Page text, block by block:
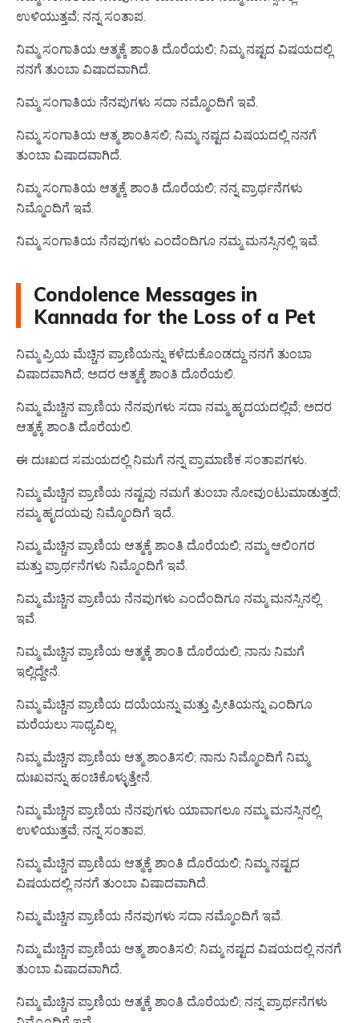
ಉಳಿಯುತ್ತವೆ; ನನ್ನ ಸಂತಾಪ.
ನಿಮ್ಮ ಸಂಗಾತಿಯ ಆತ್ಮಕ್ಕೆ ಶಾಂತಿ ದೊರೆಯಲಿ; ನಿಮ್ಮ ನಷ್ಟದ ವಿಷಯದಲ್ಲಿ
ನನಗೆ ತುಂಬಾ ವಿಷಾದವಾಗಿದೆ.
ನಿಮ್ಮ ಸಂಗಾತಿಯ ನೆನಪುಗಳು ಸದಾ ನಮ್ಮೊಂದಿಗೆ ಇವೆ.
ನಿಮ್ಮ ಸಂಗಾತಿಯ ಆತ್ಮ ಶಾಂತಿಸಲಿ; ನಿಮ್ಮ ನಷ್ಟದ ವಿಷಯದಲ್ಲಿ ನನಗೆ
ತುಂಬಾ ವಿಷಾದವಾಗಿದೆ.
ನಿಮ್ಮ ಸಂಗಾತಿಯ ಆತ್ಮಕ್ಕೆ ಶಾಂತಿ ದೊರೆಯಲಿ; ನನ್ನ ಪ್ರಾರ್ಥನೆಗಳು
ನಿಮ್ಮೊಂದಿಗೆ ಇವೆ.
ನಿಮ್ಮ ಸಂಗಾತಿಯ ನೆನಪುಗಳು ಎಂದೆಂದಿಗೂ ನಮ್ಮ ಮನಸ್ಸಿನಲ್ಲಿ ಇವೆ.
Condolence Messages in
Kannada for the Loss of a Pet
ನಿಮ್ಮ ಪ್ರಿಯ ಮೆಚ್ಚಿನ ಪ್ರಾಣಿಯನ್ನು ಕಳೆದುಕೊಂಡದ್ದು ನನಗೆ ತುಂಬಾ
ವಿಷಾದವಾಗಿದೆ; ಅದರ ಆತ್ಮಕ್ಕೆ ಶಾಂತಿ ದೊರೆಯಲಿ.
ನಿಮ್ಮ ಮೆಚ್ಚಿನ ಪ್ರಾಣಿಯ ನೆನಪುಗಳು ಸದಾ ನಮ್ಮ ಹೃದಯದಲ್ಲಿವೆ; ಅದರ
ಆತ್ಮಕ್ಕೆ ಶಾಂತಿ ದೊರೆಯಲಿ.
ಈ ದುಃಖದ ಸಮಯದಲ್ಲಿ ನಿಮಗೆ ನನ್ನ ಪ್ರಾಮಾಣಿಕ ಸಂತಾಪಗಳು.
ನಿಮ್ಮ ಮೆಚ್ಚಿನ ಪ್ರಾಣಿಯ ನಷ್ಟವು ನಮಗೆ ತುಂಬಾ ನೋವುಂಟುಮಾಡುತ್ತದೆ;
ನಮ್ಮ ಹೃದಯವು ನಿಮ್ಮೊಂದಿಗೆ ಇದೆ.
ನಿಮ್ಮ ಮೆಚ್ಚಿನ ಪ್ರಾಣಿಯ ಆತ್ಮಕ್ಕೆ ಶಾಂತಿ ದೊರೆಯಲಿ; ನಮ್ಮ ಆಲಿಂಗರ
ಮತ್ತು ಪ್ರಾರ್ಥನೆಗಳು ನಿಮ್ಮೊಂದಿಗೆ ಇವೆ.
ನಿಮ್ಮ ಮೆಚ್ಚಿನ ಪ್ರಾಣಿಯ ನೆನಪುಗಳು ಎಂದೆಂದಿಗೂ ನಮ್ಮ ಮನಸ್ಸಿನಲ್ಲಿ
ಇವೆ.
ನಿಮ್ಮ ಮೆಚ್ಚಿನ ಪ್ರಾಣಿಯ ಆತ್ಮಕ್ಕೆ ಶಾಂತಿ ದೊರೆಯಲಿ; ನಾನು ನಿಮಗೆ
ಇಲ್ಲಿದ್ದೇನೆ.
ನಿಮ್ಮ ಮೆಚ್ಚಿನ ಪ್ರಾಣಿಯ ದಯೆಯನ್ನು ಮತ್ತು ಪ್ರೀತಿಯನ್ನು ಎಂದಿಗೂ
ಮರೆಯಲು ಸಾಧ್ಯವಿಲ್ಲ.
ನಿಮ್ಮ ಮೆಚ್ಚಿನ ಪ್ರಾಣಿಯ ಆತ್ಮ ಶಾಂತಿಸಲಿ; ನಾನು ನಿಮ್ಮೊಂದಿಗೆ ನಿಮ್ಮ
ದುಃಖವನ್ನು ಹಂಚಿಕೊಳ್ಳುತ್ತೇನೆ.
ನಿಮ್ಮ ಮೆಚ್ಚಿನ ಪ್ರಾಣಿಯ ನೆನಪುಗಳು ಯಾವಾಗಲೂ ನಮ್ಮ ಮನಸ್ಸಿನಲ್ಲಿ
ಉಳಿಯುತ್ತವೆ; ನನ್ನ ಸಂತಾಪ.
ನಿಮ್ಮ ಮೆಚ್ಚಿನ ಪ್ರಾಣಿಯ ಆತ್ಮಕ್ಕೆ ಶಾಂತಿ ದೊರೆಯಲಿ; ನಿಮ್ಮ ನಷ್ಟದ
ವಿಷಯದಲ್ಲಿ ನನಗೆ ತುಂಬಾ ವಿಷಾದವಾಗಿದೆ.
ನಿಮ್ಮ ಮೆಚ್ಚಿನ ಪ್ರಾಣಿಯ ನೆನಪುಗಳು ಸದಾ ನಮ್ಮೊಂದಿಗೆ ಇವೆ.
ನಿಮ್ಮ ಮೆಚ್ಚಿನ ಪ್ರಾಣಿಯ ಆತ್ಮ ಶಾಂತಿಸಲಿ; ನಿಮ್ಮ ನಷ್ಟದ ವಿಷಯದಲ್ಲಿ ನನಗೆ
ತುಂಬಾ ವಿಷಾದವಾಗಿದೆ.
ನಿಮ್ಮ ಮೆಚ್ಚಿನ ಪ್ರಾಣಿಯ ಆತ್ಮಕ್ಕೆ ಶಾಂತಿ ದೊರೆಯಲಿ; ನನ್ನ ಪ್ರಾರ್ಥನೆಗಳು